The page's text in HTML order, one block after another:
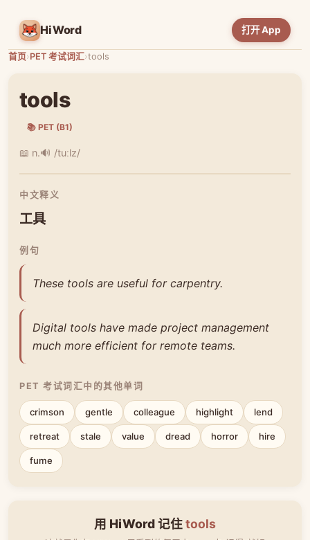
HiWord 打开 App
首页›PET 考试词汇›tools
tools
📚 PET (B1)
📖 n.🔊 /tuːlz/
中文释义
工具
例句
These tools are useful for carpentry.
Digital tools have made project management
much more efficient for remote teams.
PET 考试词汇中的其他单词
crimson gentle colleague highlight lend
retreat stale value dread horror hire
fume
用 HiWord 记住tools